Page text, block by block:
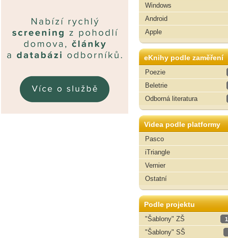
Windows
Android
Apple
eKnihy podle zaměření
Poezie
Beletrie
Odborná literatura
Videa podle platformy
Pasco
iTriangle
Vernier
Ostatní
Podle projektu
"Šablony" ZŠ
"Šablony" SŠ